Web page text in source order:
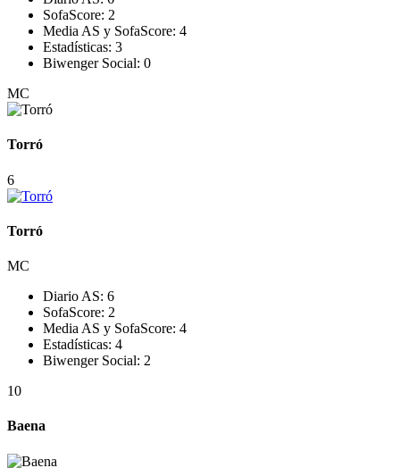
SofaScore: 2
Media AS y SofaScore: 4
Estadísticas: 3
Biwenger Social: 0
MC
Torró
6
Torró
MC
Diario AS: 6
SofaScore: 2
Media AS y SofaScore: 4
Estadísticas: 4
Biwenger Social: 2
10
Baena